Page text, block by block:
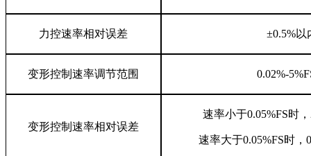
力控速率相对误差 ±0.5%以
变形控制速率调节范围 0.02%-
变形控制速率相对误差
速率小于0.05%FS时
速率大于0.05%FS时，